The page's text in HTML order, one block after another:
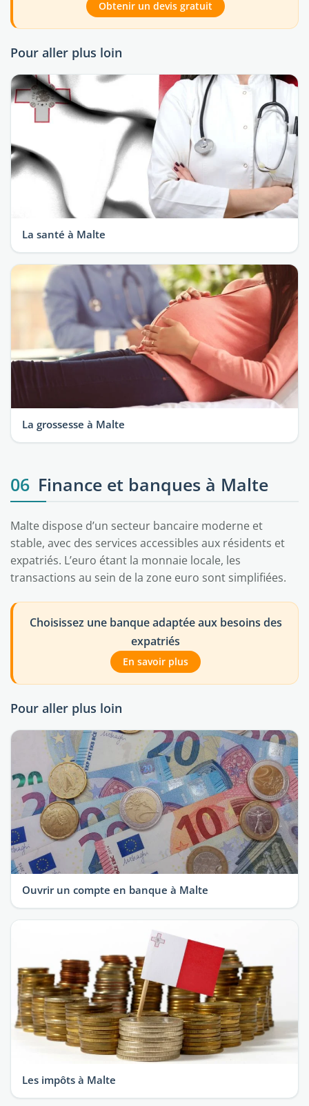
Obtenir un devis gratuit
Pour aller plus loin
La santé à Malte
La grossesse à Malte
06 Finance et banques à Malte
Malte dispose d’un secteur bancaire moderne et
stable, avec des services accessibles aux résidents et
expatriés. L’euro étant la monnaie locale, les
transactions au sein de la zone euro sont simplifiées.
Choisissez une banque adaptée aux besoins des
expatriés
En savoir plus
Pour aller plus loin
Ouvrir un compte en banque à Malte
Les impôts à Malte